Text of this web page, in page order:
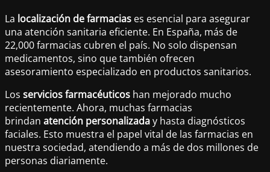
La localización de farmacias es esencial para asegurar
una atención sanitaria eficiente. En España, más de
22,000 farmacias cubren el país. No solo dispensan
medicamentos, sino que también ofrecen
asesoramiento especializado en productos sanitarios.
Los servicios farmacéuticos han mejorado mucho
recientemente. Ahora, muchas farmacias
brindan atención personalizaday hasta diagnósticos
faciales. Esto muestra el papel vital de las farmacias en
nuestra sociedad, atendiendo a más de dos millones de
personas diariamente.